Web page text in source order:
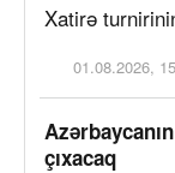
Xatirə
01.08.2026,
çıxacaq